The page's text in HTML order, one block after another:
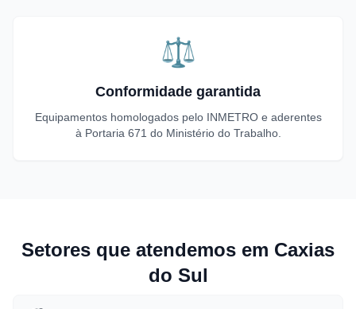
⚖️
Conformidade garantida
Equipamentos homologados pelo INMETRO e aderentes
à Portaria 671 do Ministério do Trabalho.
Setores que atendemos em Caxias
do Sul